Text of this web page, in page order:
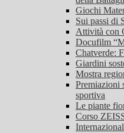
Giochi
Sui passi di
Attività con
Docufilm
Chatverde:
Giardini
Mostra
Premiazioni
sportiva
Le piante
Corso